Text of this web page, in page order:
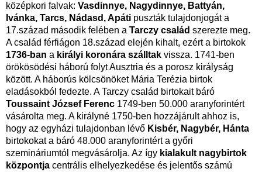
középkori falvak: Vasdinnye, Nagydinnye, Battyán,
Ivánka, Tarcs, Nádasd, Apáti puszták tulajdonjogát a
17.század második felében a Tarczy család szerezte meg.
A család férfiágon 18.század elején kihalt, ezért a birtokok
1736-ban a királyi koronára szálltak vissza. 1741-ben
örökösödési háború folyt Ausztria és a porosz királyság
között. A háborús kölcsönöket Mária Terézia birtok
eladásokból fedezte. A Tarczy család birtokait báró
Toussaint József Ferenc 1749-ben 50.000 aranyforintért
vásárolta meg. A királyné 1750-ben hozzájárult ahhoz is,
hogy az egyházi tulajdonban lévő Kisbér, Nagybér, Hánta
birtokokat a báró 48.000 aranyforintért a győri
szemináriumtól megvásárolja. Az így kialakult nagybirtok
központja centrális elhelyezkedése és jelentős számú